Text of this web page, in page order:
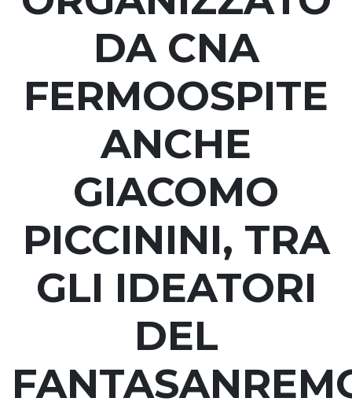
DA CNA
FERMOOSPITE
ANCHE
GIACOMO
PICCININI, TRA
GLI IDEATORI
DEL